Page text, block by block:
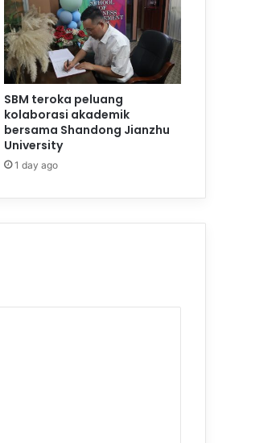
SBM teroka peluang
kolaborasi akademik
bersama Shandong Jianzhu
University
1 day ago